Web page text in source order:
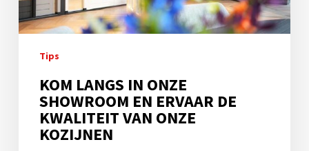
kwaliteit
van
onzeTips
KOM LANGS IN ONZE
SHOWROOM EN ERVAAR DE
KWALITEIT VAN ONZE
KOZIJNEN